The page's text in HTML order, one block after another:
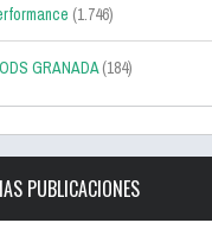
(1.746)
GRANADA(184)
PUBLICACIONES